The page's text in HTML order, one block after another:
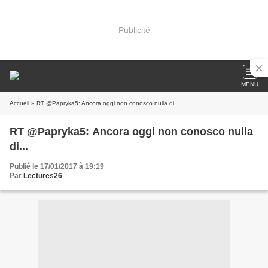
Publicité
MENU
Accueil » RT @Papryka5: Ancora oggi non conosco nulla di...
RT @Papryka5: Ancora oggi non conosco nulla
di...
Publié le 17/01/2017 à 19:19
Par Lectures26